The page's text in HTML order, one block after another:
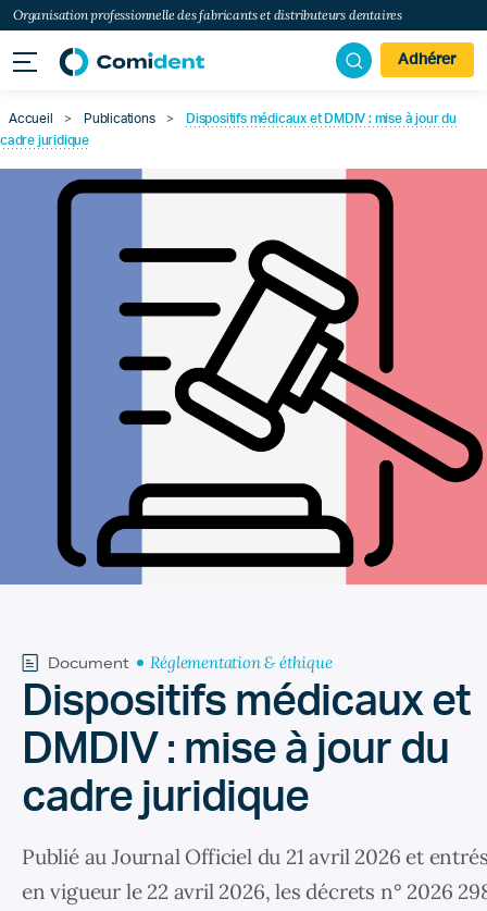
Organisation professionnelle des fabricants et distributeurs dentaires
Adhérer
Accueil > Publications >
Dispositifs médicaux et DMDIV : mise à jour du
cadre juridique
Document Réglementation & éthique
Dispositifs médicaux et
DMDIV : mise à jour du
cadre juridique
Publié au Journal Officiel du 21 avril 2026 et
en vigueur le 22 avril 2026, les décrets n° 2026